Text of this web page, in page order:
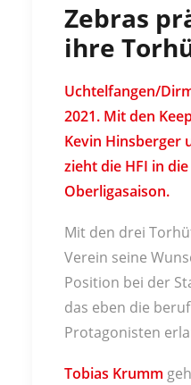
Zebras
ihre
Uchtelfangen/
2021. Mit den
Kevin Hinsberger
zieht die HFI in
Oberligasaison.
Mit den drei
Verein seine
Position bei der
das eben die
Protagonisten
Tobias Krumm